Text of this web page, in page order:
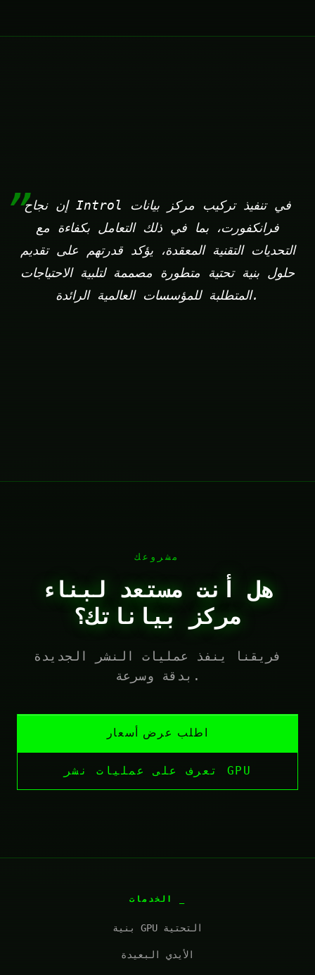
إن نجاح Introl في تنفيذ تركيب مركز بيانات
فرانكفورت، بما في ذلك التعامل بكفاءة مع
التحديات التقنية المعقدة، يؤكد قدرتهم على تقديم
حلول بنية تحتية متطورة مصممة لتلبية الاحتياجات
المتطلبة للمؤسسات العالمية الرائدة.
مشروعك
هل أنت مستعد لبناء
مركز بياناتك؟
فريقنا ينفذ عمليات النشر الجديدة
بدقة وسرعة.
اطلب عرض أسعار
تعرف على عمليات نشر GPU
بنية GPU التحتية
الأيدي البعيدة